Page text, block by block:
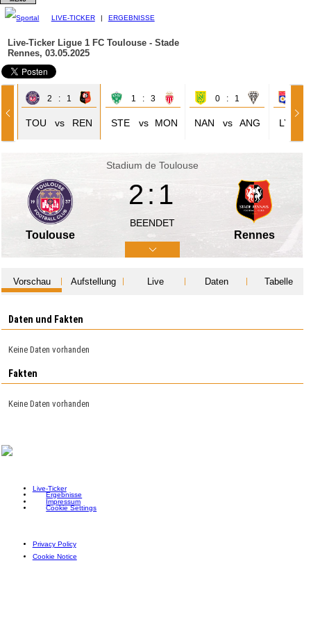
LIVE-TICKER | ERGEBNISSE
Live-Ticker Ligue 1 FC Toulouse - Stade
Rennes, 03.05.2025
2 : 1
TOU vs REN
1 : 3
STE vs MON
0 : 1
NAN vs ANG LYO
Stadium de Toulouse
Toulouse
2:1
BEENDET
Rennes
Vorschau Aufstellung Live Daten Tabelle
Daten und Fakten
Keine Daten vorhanden
Fakten
Keine Daten vorhanden
Live-Ticker
Ergebnisse
Impressum
Cookie Settings
Privacy Policy
Cookie Notice